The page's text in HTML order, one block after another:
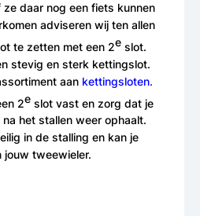
daar nog een fiets kunnen
adviseren wij ten allen
te zetten met een 2e slot.
stevig en sterk kettingslot.
aan kettingsloten.
2e slot vast en zorg dat je
het stallen weer ophaalt.
in de stalling en kan je
jouw tweewieler.